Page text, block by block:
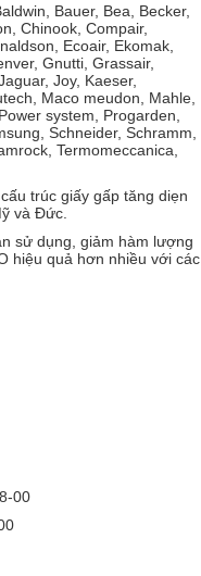
Bauer, Bea, Becker,
Chinook, Compair,
Ecoair, Ekomak,
Gnutti, Grassair,
Joy, Kaeser,
Maco meudon, Mahle,
system, Progarden,
Schneider, Schramm,
Termomeccanica,
trúc giấy gấp tăng diẹn
và Đức.
sử dụng, giảm hàm lượng
hiệu quả hơn nhiều với các
00